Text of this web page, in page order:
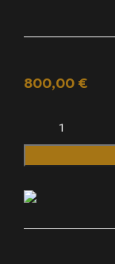
800,00 €